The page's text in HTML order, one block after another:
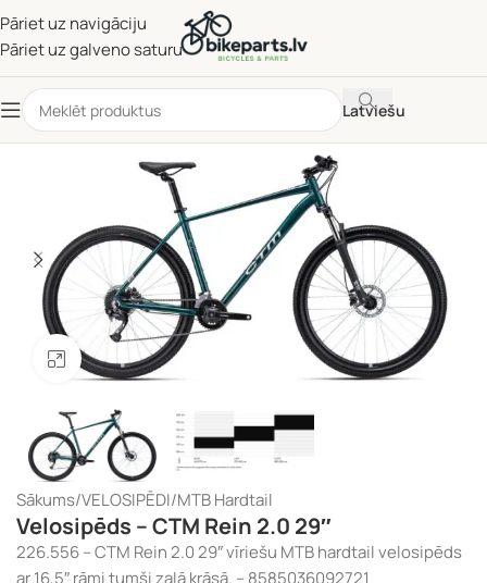
Pāriet uz navigāciju
Pāriet uz galveno saturu
Latviešu
Noklikšķiniet, lai palielinātu
Sākums/VELOSIPĒDI/MTB Hardtail
Velosipēds – CTM Rein 2.0 29″
226.556 – CTM Rein 2.0 29″ vīriešu MTB hardtail velosipēds
ar 16,5″ rāmi tumši zaļā krāsā. – 8585036092721